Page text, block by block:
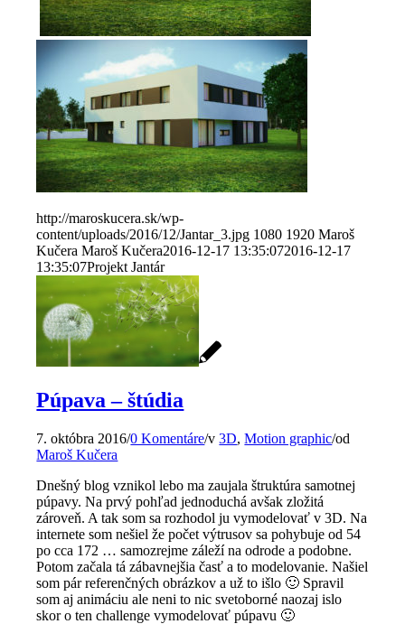
http://maroskucera.sk/wp-
content/uploads/2016/12/Jantar_3.jpg 1080 1920 Maroš
Kučera Maroš Kučera2016-12-17 13:35:072016-12-17
13:35:07Projekt Jantár
Púpava – štúdia
7. októbra 2016/0 Komentáre/v3D,Motion graphic/od
Maroš Kučera
Dnešný blog vznikol lebo ma zaujala štruktúra samotnej
púpavy. Na prvý pohľad jednoduchá avšak zložitá
zároveň. A tak som sa rozhodol ju vymodelovať v 3D. Na
internete som nešiel že počet výtrusov sa pohybuje od 54
po cca 172 … samozrejme záleží na odrode a podobne.
Potom začala tá zábavnejšia časť a to modelovanie. Našiel
som pár referenčných obrázkov a už to išlo 🙂 Spravil
som aj animáciu ale neni to nic svetoborné naozaj islo
skor o ten challenge vymodelovať púpavu 🙂